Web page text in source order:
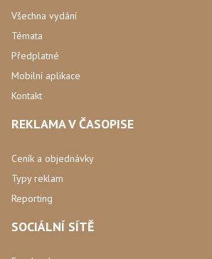
Všechna vydání
Témata
Předplatné
Mobilní aplikace
Kontakt
REKLAMA V ČASOPISE
Ceník a objednávky
Typy reklam
Reporting
SOCIÁLNÍ SÍTĚ